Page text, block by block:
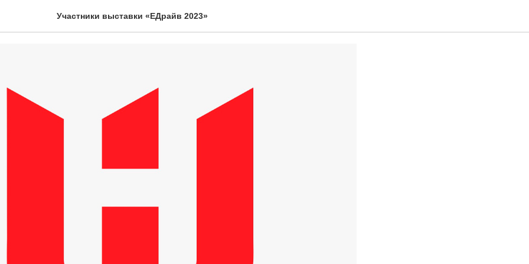
Участники выставки «ЕДрайв 2023»